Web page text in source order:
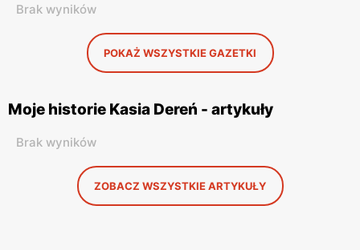
Brak wyników
POKAŻ WSZYSTKIE GAZETKI
Moje historie Kasia Dereń - artykuły
Brak wyników
ZOBACZ WSZYSTKIE ARTYKUŁY